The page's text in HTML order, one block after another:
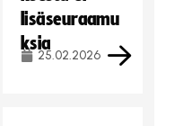
lisäseuraamu
ksia
25.02.2026